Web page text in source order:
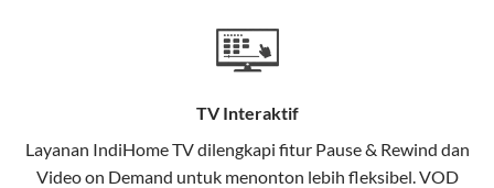
Teknologi di Balik WiFi IndiHome
Wifi IndiHome menggunakan teknologi Fiber To The
menggunakan kabel serat optik hingga ke rumah
pelanggan. Teknologi ini memiliki beberapa
keunggulan:
TV Interaktif
Layanan IndiHome TVdilengkapi fitur Pause & Rewind dan
Video on Demand untuk menonton lebih fleksibel. VOD